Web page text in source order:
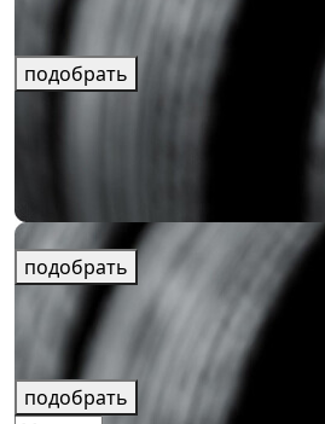
подобрать
подобрать
подобрать